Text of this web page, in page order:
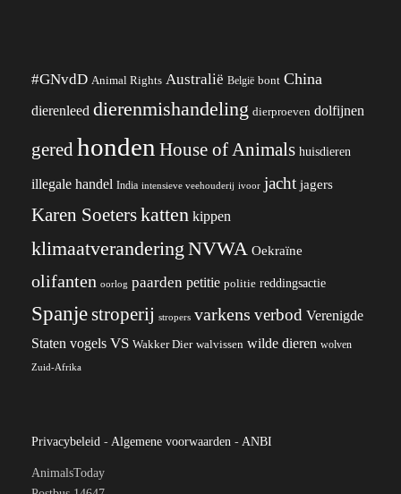
#GNvdD Animal Rights Australië België bont China
dierenleed dierenmishandeling dierproeven dolfijnen
geredhonden House of Animals huisdieren
illegale handel India intensieve veehouderij ivoor jacht jagers
Karen Soeterskatten kippen
klimaatverandering NVWA Oekraïne
olifanten oorlog paarden petitie politie reddingsactie
Spanjestroperij stropers varkens verbod Verenigde
Staten vogels VS Wakker Dier walvissen wilde dieren wolven
Zuid-Afrika
Privacybeleid - Algemene voorwaarden - ANBI
AnimalsToday